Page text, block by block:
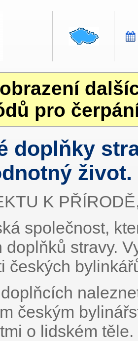
pro
doplňky
život.
K
společnost,
doplňků stravy.
českých
českým
o lidském těle.